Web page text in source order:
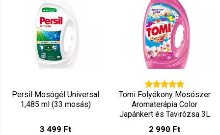
Persil Mosógél Universal
1,485 ml (33 mosás)
3 499 Ft
Tomi Folyékony Mosószer
Aromaterápia Color
Japánkert és Tavirózsa 3L
(60 mosás)
2 990 Ft